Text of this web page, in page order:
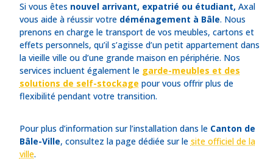
Si vous êtes nouvel arrivant, expatrié ou étudiant, Axal
vous aide à réussir votre déménagement à Bâle. Nous
prenons en charge le transport de vos meubles, cartons et
effets personnels, qu’il s’agisse d’un petit appartement dans
la vieille ville ou d’une grande maison en périphérie. Nos
services incluent également le garde-meubles et des
solutions de self-stockage pour vous offrir plus de
flexibilité pendant votre transition.
Pour plus d’information sur l’installation dans le Canton de
Bâle-Ville, consultez la page dédiée sur le site officiel de la
ville.